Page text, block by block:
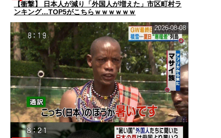
【衝撃】 日本人が減り「外国人が増えた」市区町村ラ
ンキング…TOP5がこちらｗｗｗｗｗｗ
2026-08-08